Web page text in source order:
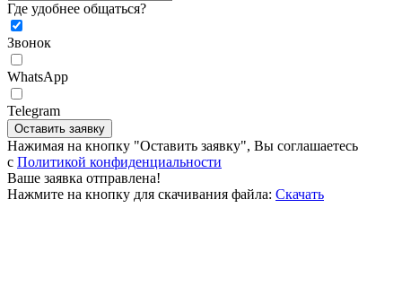
Где удобнее общаться?
Звонок
WhatsApp
Telegram
Оставить заявку
Нажимая на кнопку "Оставить заявку", Вы соглашаетесь
c Политикой конфиденциальности
Ваше заявка отправлена!
Нажмите на кнопку для скачивания файла: Скачать